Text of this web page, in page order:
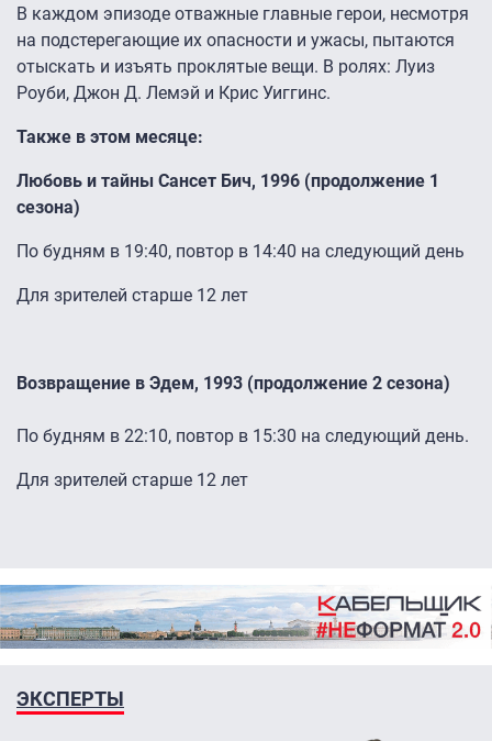
В каждом эпизоде отважные главные герои, несмотря
на подстерегающие их опасности и ужасы, пытаются
отыскать и изъять проклятые вещи. В ролях: Луиз
Роуби, Джон Д. Лемэй и Крис Уиггинс.
Также в этом месяце:
Любовь и тайны Сансет Бич, 1996 (продолжение 1
сезона)
По будням в 19:40, повтор в 14:40 на следующий день
Для зрителей старше 12 лет
Возвращение в Эдем, 1993 (продолжение 2 сезона)
По будням в 22:10, повтор в 15:30 на следующий день.
Для зрителей старше 12 лет
ЭКСПЕРТЫ